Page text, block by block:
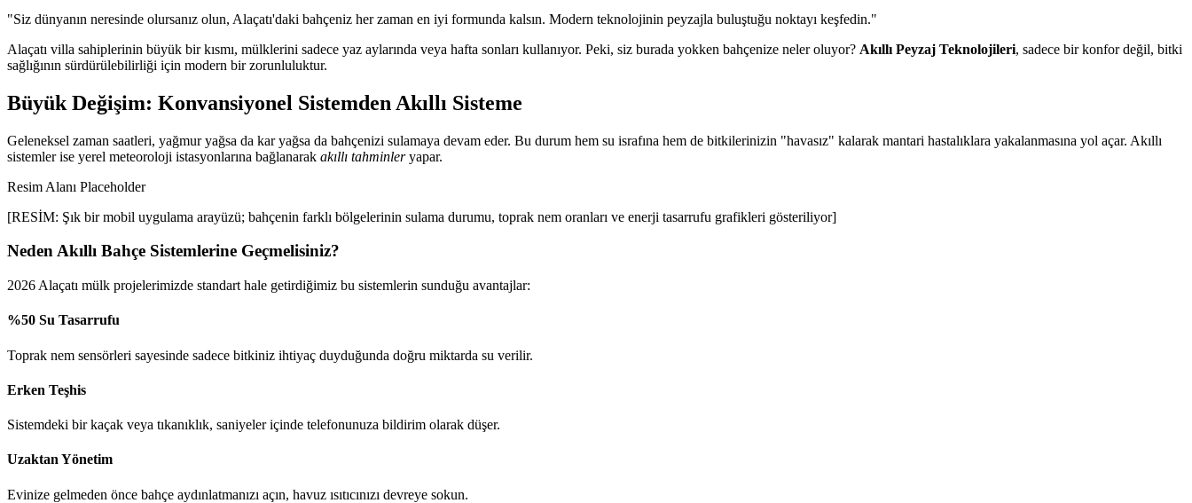
"Siz dünyanın neresinde olursanız olun, Alaçatı'daki bahçeniz her zaman en iyi formunda kalsın. Modern teknolojinin peyzajla buluştuğu noktayı keşfedin."
Alaçatı villa sahiplerinin büyük bir kısmı, mülklerini sadece yaz aylarında veya hafta sonları kullanıyor. Peki, siz burada yokken bahçenize neler oluyor? Akıllı Peyzaj Teknolojileri, sadece bir konfor değil, bitki
sağlığının sürdürülebilirliği için modern bir zorunluluktur.
Büyük Değişim: Konvansiyonel Sistemden Akıllı Sisteme
Geleneksel zaman saatleri, yağmur yağsa da kar yağsa da bahçenizi sulamaya devam eder. Bu durum hem su israfına hem de bitkilerinizin "havasız" kalarak mantari hastalıklara yakalanmasına yol açar. Akıllı
sistemler ise yerel meteoroloji istasyonlarına bağlanarak akıllı tahminleryapar.
Resim Alanı Placeholder
[RESİM: Şık bir mobil uygulama arayüzü; bahçenin farklı bölgelerinin sulama durumu, toprak nem oranları ve enerji tasarrufu grafikleri gösteriliyor]
Neden Akıllı Bahçe Sistemlerine Geçmelisiniz?
2026 Alaçatı mülk projelerimizde standart hale getirdiğimiz bu sistemlerin sunduğu avantajlar:
%50 Su Tasarrufu
Toprak nem sensörleri sayesinde sadece bitkiniz ihtiyaç duyduğunda doğru miktarda su verilir.
Erken Teşhis
Sistemdeki bir kaçak veya tıkanıklık, saniyeler içinde telefonunuza bildirim olarak düşer.
Uzaktan Yönetim
Evinize gelmeden önce bahçe aydınlatmanızı açın, havuz ısıtıcınızı devreye sokun.